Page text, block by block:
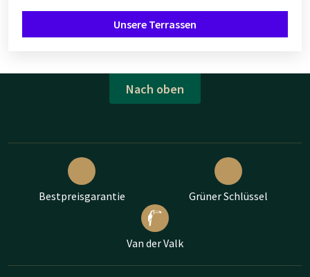
Unsere Terrassen
Nach oben
Bestpreisgarantie Grüner Schlüssel
Van der Valk